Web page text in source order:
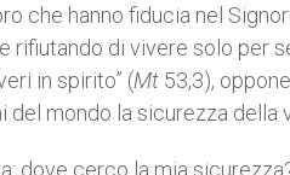
che hanno fiducia nel
di vivere solo per
in spirito” (Mt 53,3),
mondo la sicurezza della
dove cerco la mia